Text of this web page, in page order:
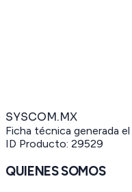
SYSCOM.MX
Ficha técnica generada el
ID Producto: 29529
QUIENES SOMOS